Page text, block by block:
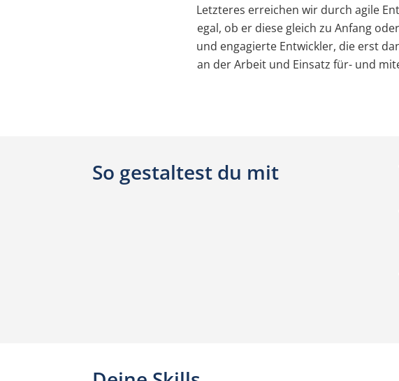
Letzteres erreichen wir durch agile
egal, ob er diese gleich zu Anfang
und engagierte Entwickler, die erst
an der Arbeit und Einsatz für- und
So gestaltest du mit